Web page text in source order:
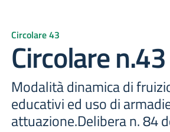
Circolare 43
Circolare n.43
Modalità dinamica di
educativi ed uso di
attuazione.Delibera n. 84